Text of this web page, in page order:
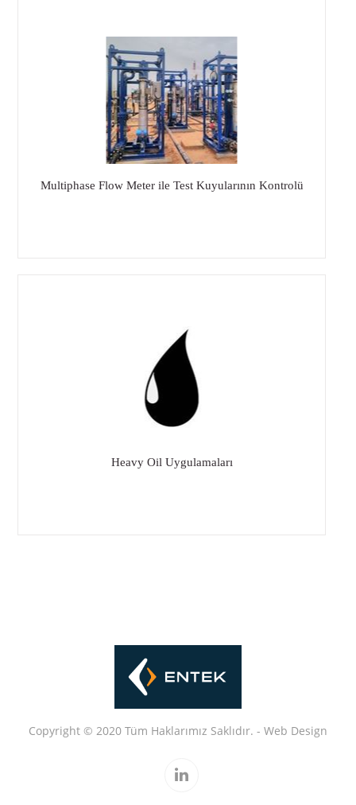
Multiphase Flow Meter ile Test Kuyularının Kontrolü
Heavy Oil Uygulamaları
Copyright © 2020 Tüm Haklarımız Saklıdır. - Web Design